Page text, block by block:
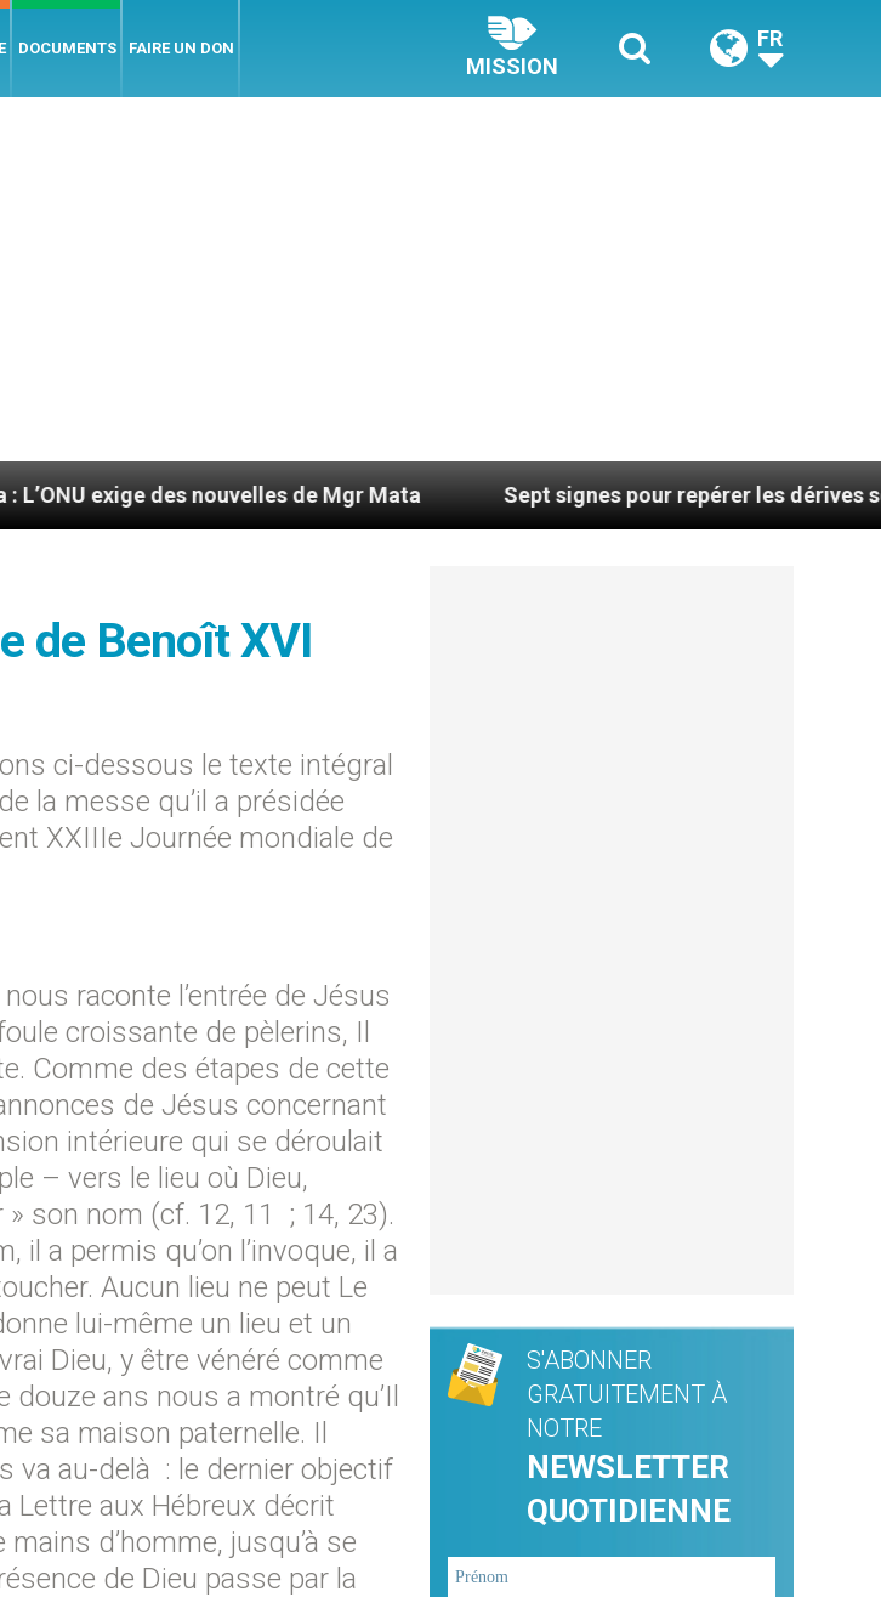
DOCUMENTS FAIRE UN DON
MISSION
FR
des nouvelles de Mgr Mata Sept signes pour repérer les dérives sectaires du
de Benoît XVI
ci-dessous le texte intégral
la messe qu’il a présidée
XXIIIe Journée mondiale de
raconte l’entrée de Jésus
croissante de pèlerins, Il
Comme des étapes de cette
de Jésus concernant
intérieure qui se déroulait
– vers le lieu où Dieu,
son nom (cf. 12, 11 ; 14, 23).
il a permis qu’on l’invoque, il a
Aucun lieu ne peut Le
lui-même un lieu et un
Dieu, y être vénéré comme
douze ans nous a montré qu’Il
sa maison paternelle. Il
va au-delà : le dernier objectif
Lettre aux Hébreux décrit
d’homme, jusqu’à se
de Dieu passe par la
S'ABONNER
GRATUITEMENT À
NOTRE
NEWSLETTER
QUOTIDIENNE